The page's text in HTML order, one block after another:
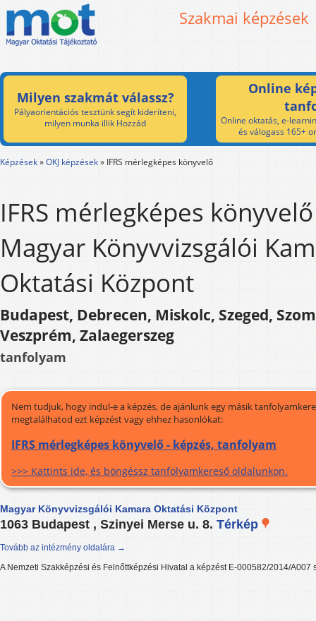
Szakmai képzések
Milyen szakmát válassz?
Pályaorientációs tesztünk segít kideríteni,
milyen munka illik Hozzád
Online
Online oktatás, e-
és válogass 165+
Képzések»OKJ képzések» IFRS mérlegképes könyvelő
IFRS mérlegképes
Magyar Könyvvizsgálói
Oktatási Központ
Budapest, Debrecen, Miskolc, Szeged,
Veszprém, Zalaegerszeg
tanfolyam
Nem tudjuk, hogy indul-e a képzés, de ajánlunk egy másik
megtalálhatod ezt képzést vagy ehhez hasonlókat:
IFRS mérlegképes könyvelő - képzés, tanfolyam
>>> Kattints ide, és böngéssz tanfolyamkereső oldalunkon.
Magyar Könyvvizsgálói Kamara Oktatási Központ
1063 Budapest , Szinyei Merse u. 8. Térkép
Tovább az intézmény oldalára →
A Nemzeti Szakképzési és Felnőttképzési Hivatal a képzést E-000582/2014/A007